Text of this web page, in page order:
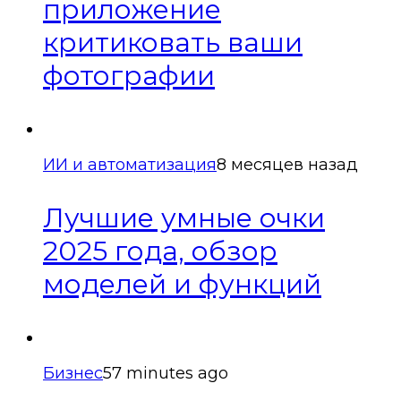
приложение
критиковать ваши
фотографии
ИИ и автоматизация8 месяцев назад
Лучшие умные очки
2025 года, обзор
моделей и функций
Бизнес57 minutes ago